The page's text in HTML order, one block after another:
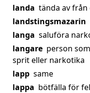
landa tända av
landstingsmazarin
langa saluföra
langare person
sprit eller narkotika
lapp same
lappa bötfälla för